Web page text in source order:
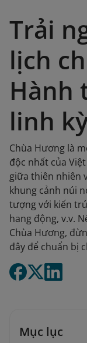
Trải
lịch
Hành
linh
Chùa Hương là
độc nhất của
giữa thiên nhiên
khung cảnh núi
tượng với kiến
hang động, v.v.
Chùa Hương,
đây để chuẩn bị
Mục lục